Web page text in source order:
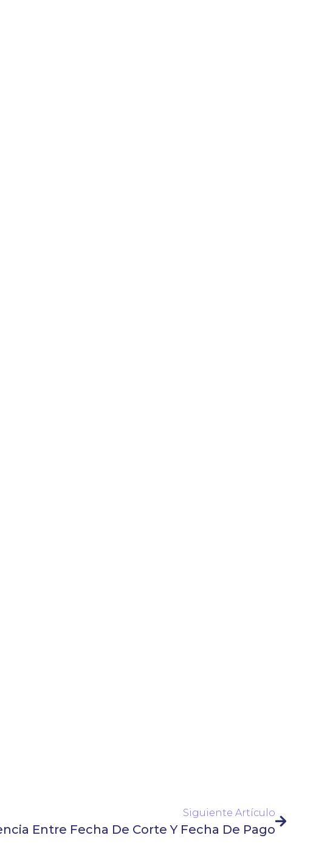
Siguiente Artículo
Entre Fecha De Corte Y Fecha De Pago